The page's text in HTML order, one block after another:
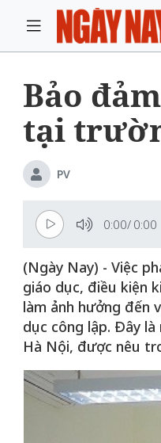
Bảo
tại
PV
0:00/ 0:00
(Ngày Nay) - Việc
giáo dục, điều kiện
làm ảnh hưởng đến
dục công lập. Đây
Hà Nội, được nêu